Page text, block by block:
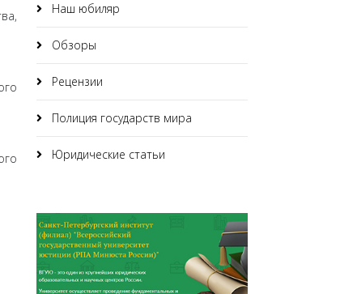
Наш юбиляр
Обзоры
Рецензии
Полиция государств мира
Юридические статьи